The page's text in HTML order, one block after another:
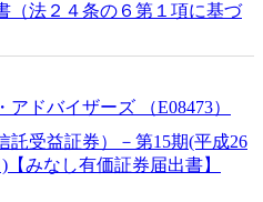
（法２４条の６第１項に基づ
ドバイザーズ （E08473）
託受益証券）－第15期(平成26
みなし有価証券届出書】